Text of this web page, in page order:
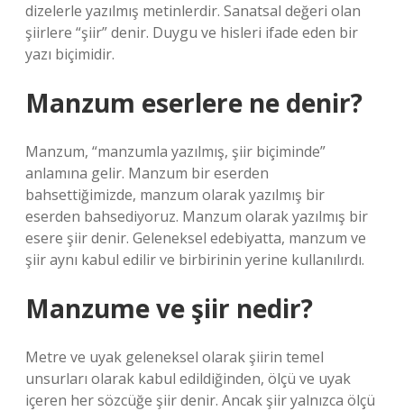
dizelerle yazılmış metinlerdir. Sanatsal değeri olan
şiirlere “şiir” denir. Duygu ve hisleri ifade eden bir
yazı biçimidir.
Manzum eserlere ne denir?
Manzum, “manzumla yazılmış, şiir biçiminde”
anlamına gelir. Manzum bir eserden
bahsettiğimizde, manzum olarak yazılmış bir
eserden bahsediyoruz. Manzum olarak yazılmış bir
esere şiir denir. Geleneksel edebiyatta, manzum ve
şiir aynı kabul edilir ve birbirinin yerine kullanılırdı.
Manzume ve şiir nedir?
Metre ve uyak geleneksel olarak şiirin temel
unsurları olarak kabul edildiğinden, ölçü ve uyak
içeren her sözcüğe şiir denir. Ancak şiir yalnızca ölçü